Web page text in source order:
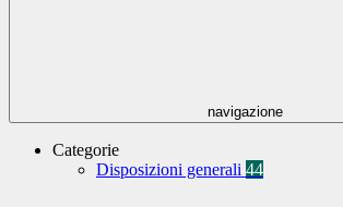
navigazione
Categorie
Disposizioni generali 44